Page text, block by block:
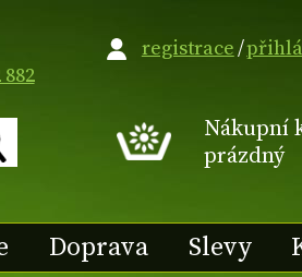
882
Nákupní
prázdný
Doprava Slevy
registrace/